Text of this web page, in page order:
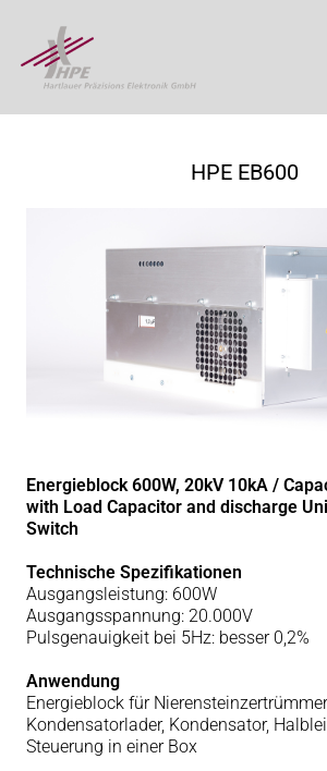
HPE EB600
Energieblock 600W, 20kV 10kA /
with Load Capacitor and discharge
Switch
Technische Spezifikationen
Ausgangsleistung: 600W
Ausgangsspannung: 20.000V
Pulsgenauigkeit bei 5Hz: besser 0,2%
Anwendung
Energieblock für
Kondensatorlader, Kondensator,
Steuerung in einer Box